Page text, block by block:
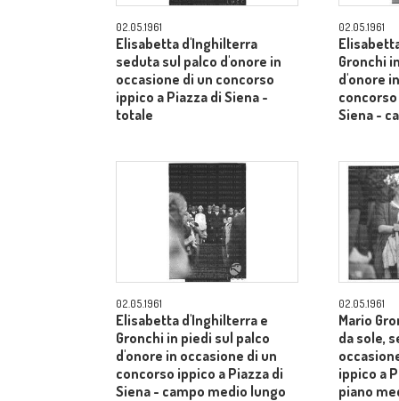
02.05.1961
Elisabetta d'Inghilterra
seduta sul palco d'onore in
occasione di un concorso
ippico a Piazza di Siena -
totale
02.05.1961
Gronchi
d'onore
Siena -
02.05.1961
Elisabetta d'Inghilterra e
Gronchi in piedi sul palco
d'onore in occasione di un
concorso ippico a Piazza di
Siena - campo medio lungo
02.05.1961
Mario
da sole,
ippico a
piano